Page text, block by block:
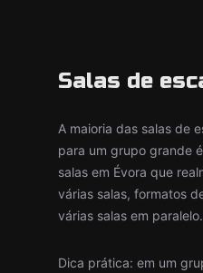
Salas de
A maioria das salas de
para um grupo grande
salas em Évora que
várias salas, formatos
várias salas em paralelo.
Dica prática: em um